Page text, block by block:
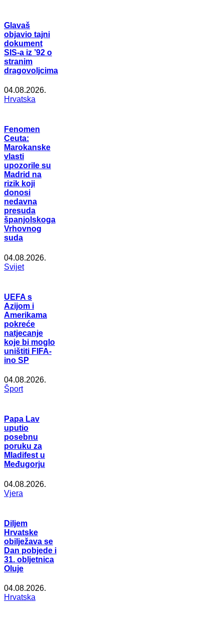
Glavaš
objavio tajni
dokument
SIS-a iz ’92 o
stranim
dragovoljcima
04.08.2026.
Hrvatska
Fenomen
Ceuta:
Marokanske
vlasti
upozorile su
Madrid na
rizik koji
donosi
nedavna
presuda
španjolskoga
Vrhovnog
suda
04.08.2026.
Svijet
UEFA s
Azijom i
Amerikama
pokreće
natjecanje
koje bi moglo
uništiti FIFA-
ino SP
04.08.2026.
Šport
Papa Lav
uputio
posebnu
poruku za
Mladifest u
Međugorju
04.08.2026.
Vjera
Diljem
Hrvatske
obilježava se
Dan pobjede i
31. obljetnica
Oluje
04.08.2026.
Hrvatska